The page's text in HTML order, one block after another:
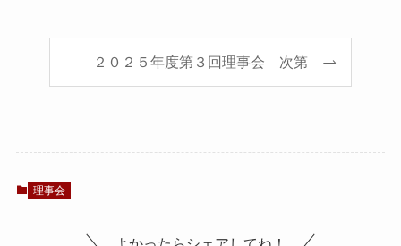
２０２５年度第３回理事会 次第
理事会